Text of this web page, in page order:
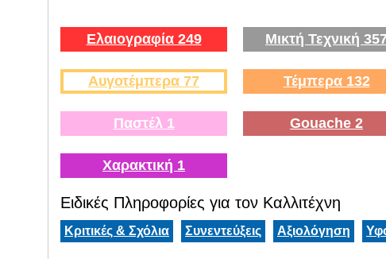
Ελαιογραφία 249 Μικτή Τεχνική 357
Αυγοτέμπερα 77 Τέμπερα 132
Παστέλ 1 Gouache 2
Χαρακτική 1
Ειδικές Πληροφορίες για τον Καλλιτέχνη
Κριτικές & Σχόλια Συνεντεύξεις Αξιολόγηση